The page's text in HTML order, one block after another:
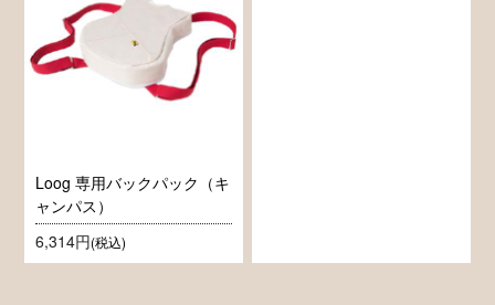
Loog 専用バックパック（キ
ャンパス）
6,314円(税込)